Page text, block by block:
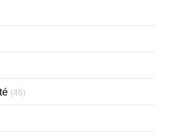
(46)